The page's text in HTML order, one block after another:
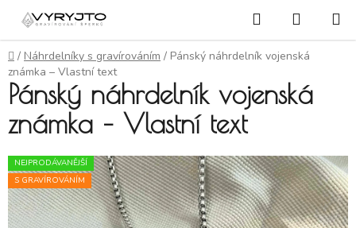
Přejít na obsah Hledat
Domů
/ Náhrdelníky s gravírováním / Pánský náhrdelník vojenská
známka – Vlastní text
Pánský náhrdelník vojenská
známka – Vlastní text
NEJPRODÁVANĚJŠÍ
S GRAVÍROVÁNÍM